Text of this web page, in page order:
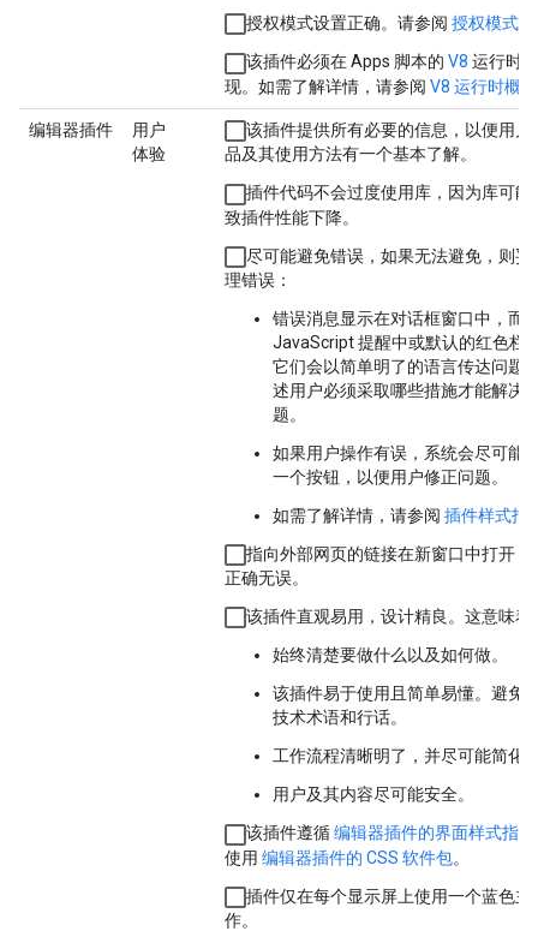
授权模式设置正确。请参阅 授权模式
该插件必须在 Apps 脚本的 V8 运行时
现。如需了解详情，请参阅 V8 运行时概览
编辑器插件
用户
体验
该插件提供所有必要的信息，以便用户
品及其使用方法有一个基本了解。
插件代码不会过度使用库，因为库可能
致插件性能下降。
尽可能避免错误，如果无法避免，则妥
理错误：
错误消息显示在对话框窗口中，而
JavaScript 提醒中或默认的红色栏
它们会以简单明了的语言传达问题
述用户必须采取哪些措施才能解决
题。
如果用户操作有误，系统会尽可能
一个按钮，以便用户修正问题。
如需了解详情，请参阅 插件样式指
指向外部网页的链接在新窗口中打开，
正确无误。
该插件直观易用，设计精良。这意味着
始终清楚要做什么以及如何做。
该插件易于使用且简单易懂。避免
技术术语和行话。
工作流程清晰明了，并尽可能简化
用户及其内容尽可能安全。
该插件遵循编辑器插件的界面样式指南
使用 编辑器插件的 CSS 软件包。
插件仅在每个显示屏上使用一个蓝色主
作。